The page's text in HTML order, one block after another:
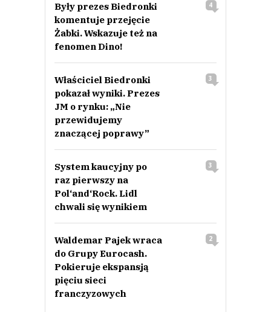
Były prezes Biedronki
komentuje przejęcie
Żabki. Wskazuje też na
fenomen Dino!
4
Właściciel Biedronki
pokazał wyniki. Prezes
JM o rynku: „Nie
przewidujemy
znaczącej poprawy”
3
System kaucyjny po
raz pierwszy na
Pol‘and‘Rock. Lidl
chwali się wynikiem
3
Waldemar Pajek wraca
do Grupy Eurocash.
Pokieruje ekspansją
pięciu sieci
franczyzowych
2